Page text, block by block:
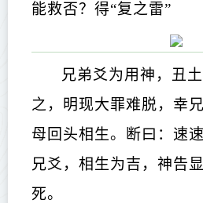
能救否？得“复之雷”
兄弟爻为用神，丑
之，明现大罪难脱，幸
母回头相生。断曰：速
兄爻，相生为吉，神告
死。